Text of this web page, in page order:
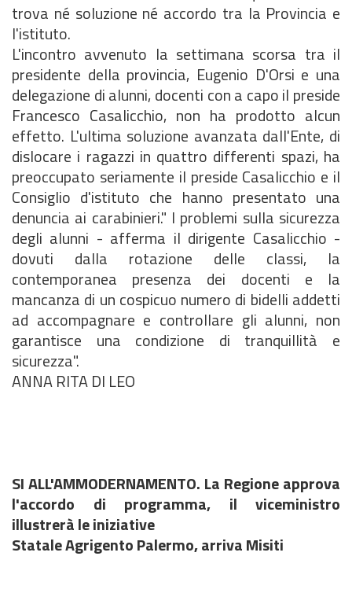
trova né soluzione né accordo tra la Provincia e
l'istituto.
L'incontro avvenuto la settimana scorsa tra il
presidente della provincia, Eugenio D'Orsi e una
delegazione di alunni, docenti con a capo il preside
Francesco Casalicchio, non ha prodotto alcun
effetto. L'ultima soluzione avanzata dall'Ente, di
dislocare i ragazzi in quattro differenti spazi, ha
preoccupato seriamente il preside Casalicchio e il
Consiglio d'istituto che hanno presentato una
denuncia ai carabinieri." I problemi sulla sicurezza
degli alunni - afferma il dirigente Casalicchio -
dovuti dalla rotazione delle classi, la
contemporanea presenza dei docenti e la
mancanza di un cospicuo numero di bidelli addetti
ad accompagnare e controllare gli alunni, non
garantisce una condizione di tranquillità e
sicurezza".
ANNA RITA DI LEO
SI ALL'AMMODERNAMENTO. La Regione approva
l'accordo di programma, il viceministro
illustrerà le iniziative
Statale Agrigento Palermo, arriva Misiti